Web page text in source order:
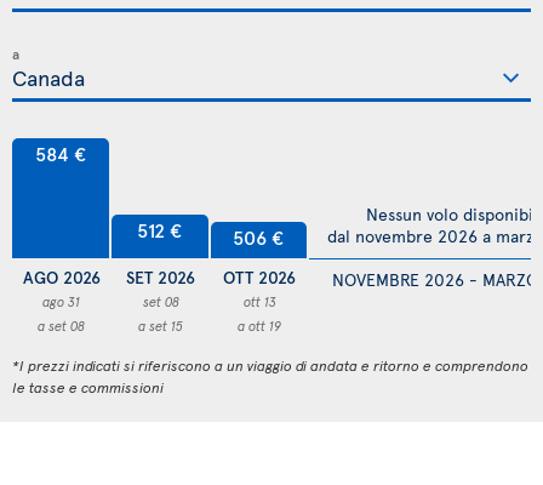
a
584 €
AGO 2026
ago 31
a set 08
512 €
SET 2026
set 08
a set 15
506 €
OTT 2026
ott 13
a ott 19
NOVEMBRE 2026 -
Nessun volo
dal novembre 2026 a
*I prezzi indicati si riferiscono a un viaggio di andata e ritorno e comprendono
le tasse e commissioni